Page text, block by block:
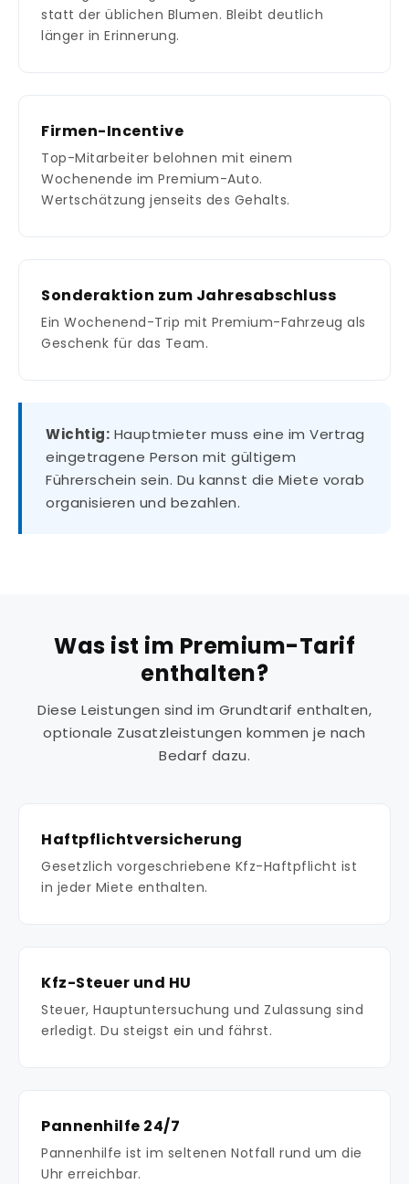
statt der üblichen Blumen. Bleibt deutlich
länger in Erinnerung.
Firmen-Incentive
Top-Mitarbeiter belohnen mit einem
Wochenende im Premium-Auto.
Wertschätzung jenseits des Gehalts.
Sonderaktion zum Jahresabschluss
Ein Wochenend-Trip mit Premium-Fahrzeug als
Geschenk für das Team.
Wichtig: Hauptmieter muss eine im Vertrag
eingetragene Person mit gültigem
Führerschein sein. Du kannst die Miete vorab
organisieren und bezahlen.
Was ist im Premium-Tarif
enthalten?
Diese Leistungen sind im Grundtarif enthalten,
optionale Zusatzleistungen kommen je nach
Bedarf dazu.
Haftpflichtversicherung
Gesetzlich vorgeschriebene Kfz-Haftpflicht ist
in jeder Miete enthalten.
Kfz-Steuer und HU
Steuer, Hauptuntersuchung und Zulassung sind
erledigt. Du steigst ein und fährst.
Pannenhilfe 24/7
Pannenhilfe ist im seltenen Notfall rund um die
Uhr erreichbar.